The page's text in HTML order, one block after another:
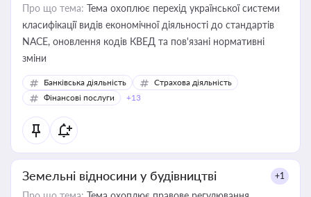
Про що тема: Тема охоплює перехід української системи
класифікації видів економічної діяльності до стандартів
NACE, оновлення кодів КВЕД та пов'язані нормативні
зміни
Банківська діяльність
Страхова діяльність
Фінансові послуги
+13
Земельні відносини у будівництві +1